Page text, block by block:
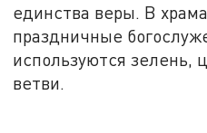
единства веры. В
праздничные
используются зелень,
ветви.